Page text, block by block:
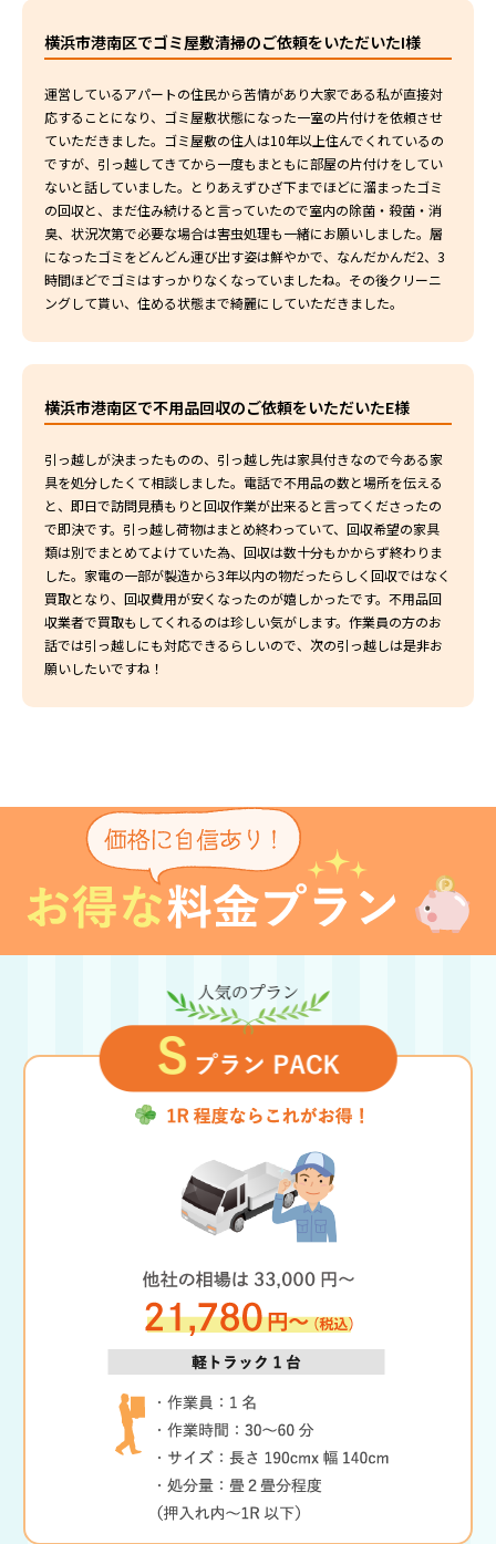
横浜市港南区でゴミ屋敷清掃のご依頼をいただいたI様
運営しているアパートの住民から苦情があり大家である私が直接対
応することになり、ゴミ屋敷状態になった一室の片付けを依頼させ
ていただきました。ゴミ屋敷の住人は10年以上住んでくれているの
ですが、引っ越してきてから一度もまともに部屋の片付けをしてい
ないと話していました。とりあえずひざ下までほどに溜まったゴミ
の回収と、まだ住み続けると言っていたので室内の除菌・殺菌・消
臭、状況次第で必要な場合は害虫処理も一緒にお願いしました。層
になったゴミをどんどん運び出す姿は鮮やかで、なんだかんだ2、3
時間ほどでゴミはすっかりなくなっていましたね。その後クリーニ
ングして貰い、住める状態まで綺麗にしていただきました。
横浜市港南区で不用品回収のご依頼をいただいたE様
引っ越しが決まったものの、引っ越し先は家具付きなので今ある家
具を処分したくて相談しました。電話で不用品の数と場所を伝える
と、即日で訪問見積もりと回収作業が出来ると言ってくださったの
で即決です。引っ越し荷物はまとめ終わっていて、回収希望の家具
類は別でまとめてよけていた為、回収は数十分もかからず終わりま
した。家電の一部が製造から3年以内の物だったらしく回収ではなく
買取となり、回収費用が安くなったのが嬉しかったです。不用品回
収業者で買取もしてくれるのは珍しい気がします。作業員の方のお
話では引っ越しにも対応できるらしいので、次の引っ越しは是非お
願いしたいですね！